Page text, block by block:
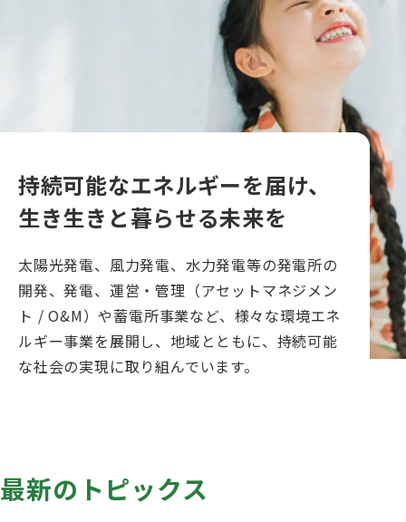
持続可能なエネルギーを届け、
生き生きと暮らせる未来を
太陽光発電、風力発電、水力発電等の発電所の
開発、発電、運営・管理（アセットマネジメン
ト / O&M）や蓄電所事業など、様々な環境エネ
ルギー事業を展開し、地域とともに、持続可能
な社会の実現に取り組んでいます。
最新のトピックス